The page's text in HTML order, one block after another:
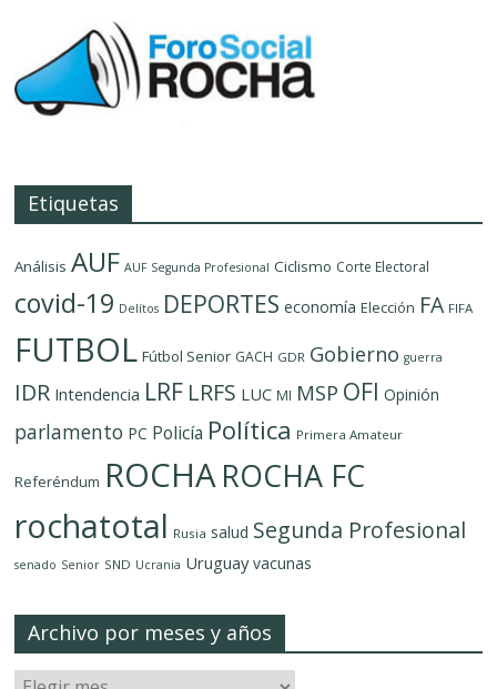
Etiquetas
Análisis AUF AUF Segunda Profesional Ciclismo Corte Electoral
covid-19 Delítos DEPORTES economía Elección FA FIFA
FUTBOL Fútbol Senior GACH GDR Gobierno guerra
IDR Intendencia LRF LRFS LUC MI MSP OFI Opinión
parlamento PC Policía Política Primera Amateur
Referéndum ROCHAROCHA FC
rochatotal Rusia salud Segunda Profesional
senado Senior SND Ucrania Uruguay vacunas
Archivo por meses y años